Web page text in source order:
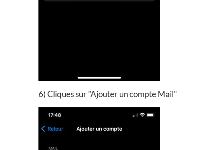
6) Cliques sur "Ajouter un compte Mail"